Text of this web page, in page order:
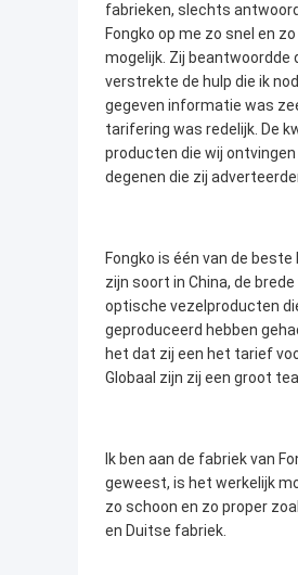
fabrieken, slechts
Fongko op me zo snel en
mogelijk. Zij beantwoordde
verstrekte de hulp die ik
gegeven informatie was
tarifering was redelijk. De
producten die wij
degenen die zij
Fongko is één van de beste
zijn soort in China, de
optische vezelproducten
geproduceerd hebben
het dat zij een het tarief
Globaal zijn zij een groot
Ik ben aan de fabriek van
geweest, is het werkelijk
zo schoon en zo proper
en Duitse fabriek.